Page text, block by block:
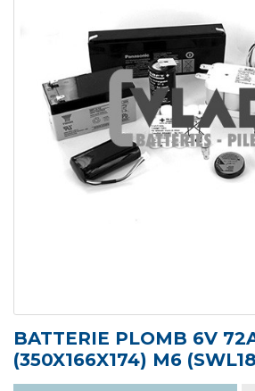
BATTERIE PLOMB 6V
(350X166X174) M6